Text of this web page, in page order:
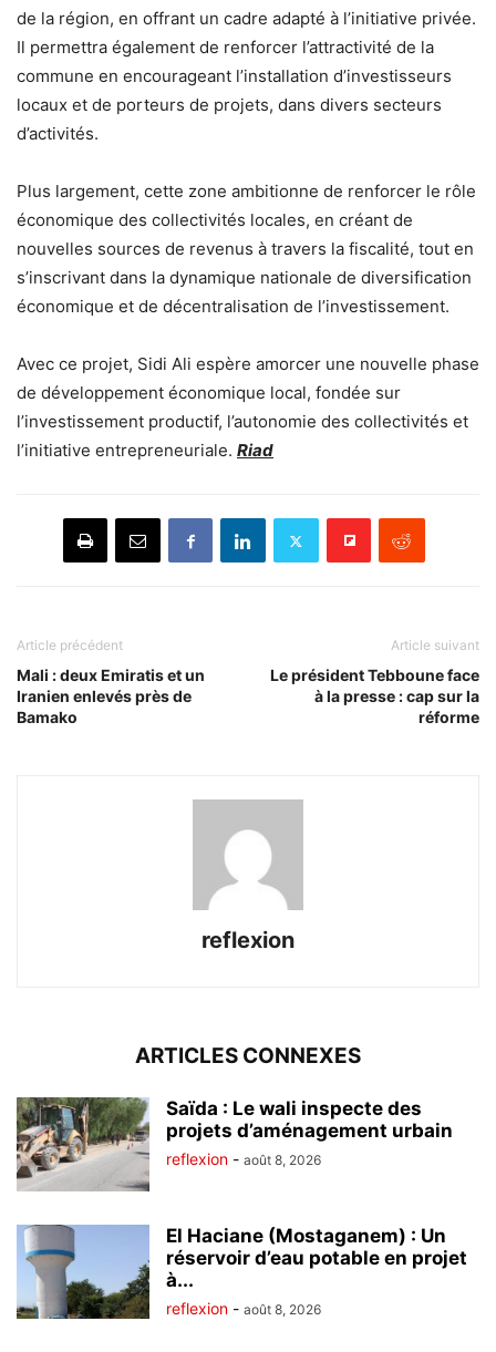
de la région, en offrant un cadre adapté à l’initiative privée.
Il permettra également de renforcer l’attractivité de la
commune en encourageant l’installation d’investisseurs
locaux et de porteurs de projets, dans divers secteurs
d’activités.
Plus largement, cette zone ambitionne de renforcer le rôle
économique des collectivités locales, en créant de
nouvelles sources de revenus à travers la fiscalité, tout en
s’inscrivant dans la dynamique nationale de diversification
économique et de décentralisation de l’investissement.
Avec ce projet, Sidi Ali espère amorcer une nouvelle phase
de développement économique local, fondée sur
l’investissement productif, l’autonomie des collectivités et
l’initiative entrepreneuriale. Riad
Article précédent
Mali : deux Emiratis et un
Iranien enlevés près de
Bamako
Article suivant
Le président Tebboune face
à la presse : cap sur la
réforme
reflexion
ARTICLES CONNEXES
Saïda : Le wali inspecte des
projets d’aménagement urbain
reflexion - août 8, 2026
El Haciane (Mostaganem) : Un
réservoir d’eau potable en projet
à...
reflexion - août 8, 2026